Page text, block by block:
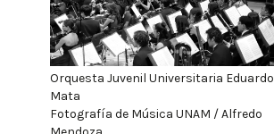
Orquesta Juvenil Universitaria Eduardo
Mata
Fotografía de Música UNAM / Alfredo